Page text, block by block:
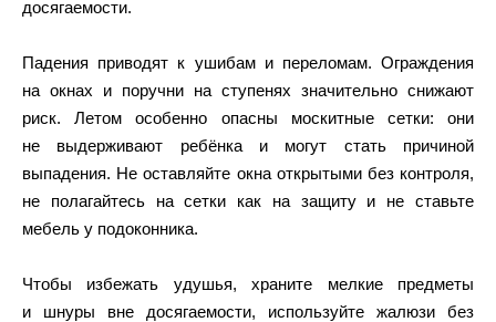
досягаемости.
Падения приводят к ушибам и переломам. Ограждения
на окнах и поручни на ступенях значительно снижают
риск. Летом особенно опасны москитные сетки: они
не выдерживают ребёнка и могут стать причиной
выпадения. Не оставляйте окна открытыми без контроля,
не полагайтесь на сетки как на защиту и не ставьте
мебель у подоконника.
Чтобы избежать удушья, храните мелкие предметы
и шнуры вне досягаемости, используйте жалюзи без